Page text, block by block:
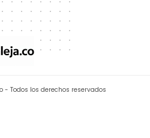
- Todos los derechos reservados